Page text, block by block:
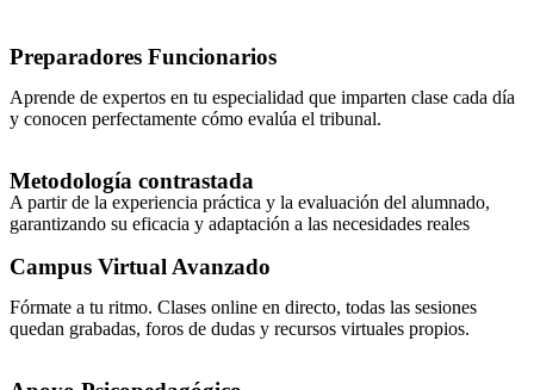
Preparadores Funcionarios
Aprende de expertos en tu especialidad que imparten clase cada día
y conocen perfectamente cómo evalúa el tribunal.
Metodología contrastada
A partir de la experiencia práctica y la evaluación del alumnado,
garantizando su eficacia y adaptación a las necesidades reales
Campus Virtual Avanzado
Fórmate a tu ritmo. Clases online en directo, todas las sesiones
quedan grabadas, foros de dudas y recursos virtuales propios.